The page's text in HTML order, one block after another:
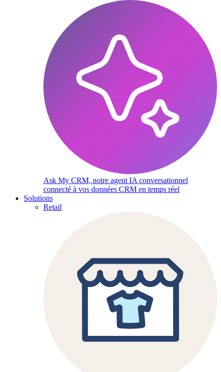
Ask My CRM, notre agent IA conversationnel
connecté à vos données CRM en temps réel
Solutions
Retail